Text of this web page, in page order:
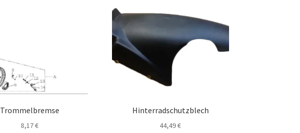
Trommelbremse
8,17€
Hinterradschutzblech
44,49€